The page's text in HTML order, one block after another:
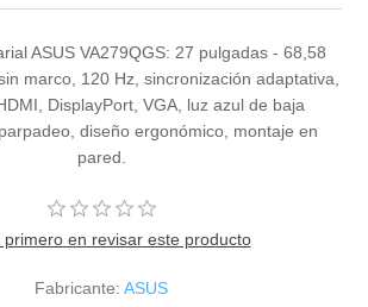
ASUS VA279QGS: 27 pulgadas - 68,58
marco, 120 Hz, sincronización adaptativa,
DisplayPort, VGA, luz azul de baja
diseño ergonómico, montaje en
pared.
primero en revisar este producto
Fabricante: ASUS